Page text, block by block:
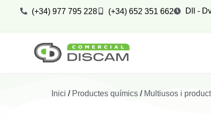
(+34) 977 795 228 (+34) 652 351 662 Dll -
Inici / Productes químics / Multiusos i